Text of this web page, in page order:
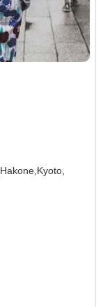
Hakone,Kyoto,